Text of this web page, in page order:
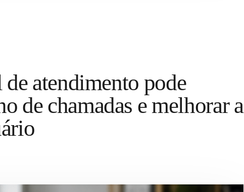
atendimento pode
de chamadas e melhorar a